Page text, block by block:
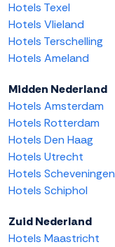
Hotels Texel
Hotels Vlieland
Hotels Terschelling
Hotels Ameland
Midden Nederland
Hotels Amsterdam
Hotels Rotterdam
Hotels Den Haag
Hotels Utrecht
Hotels Scheveningen
Hotels Schiphol
Zuid Nederland
Hotels Maastricht